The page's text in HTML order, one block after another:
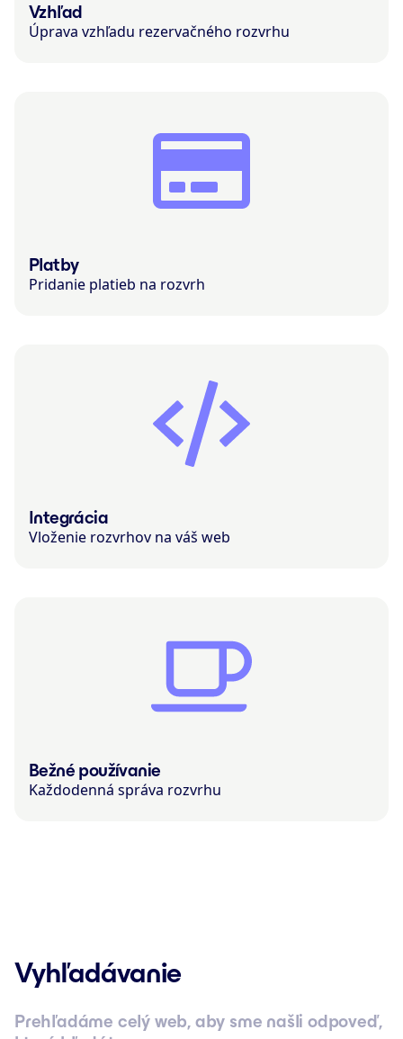
Vzhľad
Úprava vzhľadu rezervačného rozvrhu
Platby
Pridanie platieb na rozvrh
Integrácia
Vloženie rozvrhov na váš web
Bežné používanie
Každodenná správa rozvrhu
Vyhľadávanie
Prehľadáme celý web, aby sme našli odpoveď,